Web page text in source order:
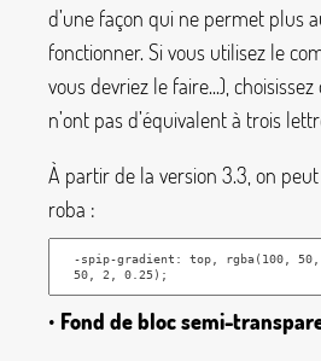
d’une façon qui ne permet plus
fonctionner. Si vous utilisez le
vous devriez le faire...),
n’ont pas d’équivalent à trois
À partir de la version 3.3, on
roba :
• Fond de bloc semi-